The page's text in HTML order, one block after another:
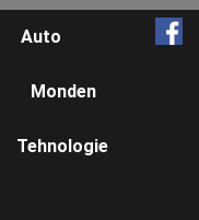
Auto
Monden
Tehnologie